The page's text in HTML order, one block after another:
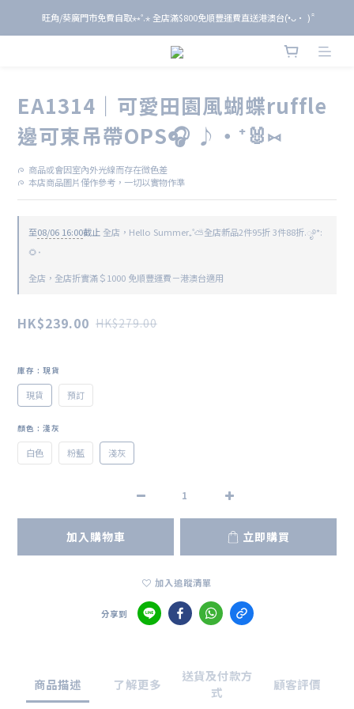
旺角/葵廣門市免費自取⋆⭒˚.⋆ 全店滿$800免順豐運費直送港澳台(•̀ᴗ• ) ̑̑
旺角/葵廣門市免費自取⋆⭒˚.⋆ 全店滿$800免順豐運費直送港澳台(•̀ᴗ• ) ̑̑
單 筆 消 費 滿 $ 6 0 0 即 送 全 年 9 折 會 員
EA1314｜可愛田園風蝴蝶ruffle
邊可束吊帶OPS🎧 ♪‧⁺🐰⑅
ᰍ  商品或會因室內外光線而存在微色差
ᰍ  本店商品圖片僅作參考，一切以實物作準
至08/06 16:00截止 全店，Hello Summer₊˚⛅全店新品2件95折 3件88折.ೃ࿔*:
🌻･
全店，全店折實滿＄1000 免順豐運費－港澳台適用
HK$239.00 HK$279.00
庫存 : 現貨
現貨 預訂
顏色 : 淺灰
白色 粉藍 淺灰
加入購物車 立即購買
加入追蹤清單
分享到
商品描述 了解更多
送貨及付款方
式
顧客評價